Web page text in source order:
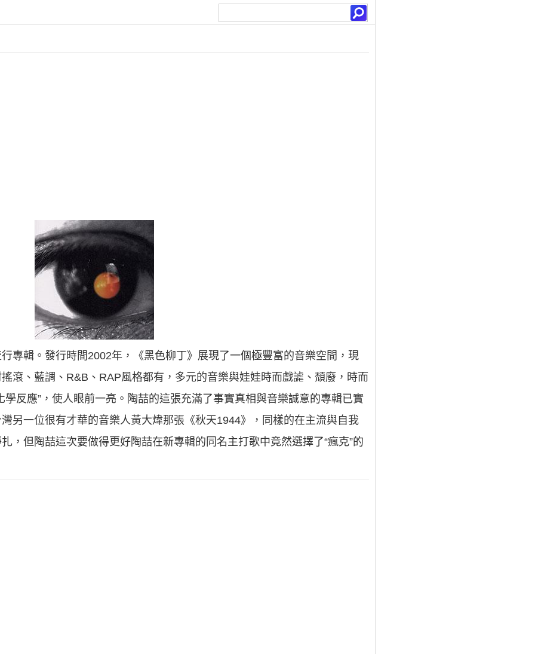
專輯。發行時間2002年，《黑色柳丁》展現了一個極豐富的音樂空間，現
滾、藍調、R&B、RAP風格都有，多元的音樂與娃娃時而戲謔、頹廢，時而
反應”，使人眼前一亮。陶喆的這張充滿了事實真相與音樂誠意的專輯已實
另一位很有才華的音樂人黃大煒那張《秋天1944》，同樣的在主流與自我
，但陶喆這次要做得更好陶喆在新專輯的同名主打歌中竟然選擇了“瘋克”的